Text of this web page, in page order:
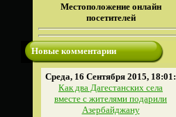
Местоположение онлайн
посетителей
Новые комментарии
Среда, 16 Сентября 2015, 18:01:
Как два Дагестанских села
вместе с жителями подарили
Азербайджану